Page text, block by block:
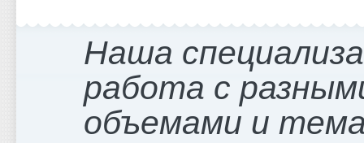
Наша
работа с
объемами и